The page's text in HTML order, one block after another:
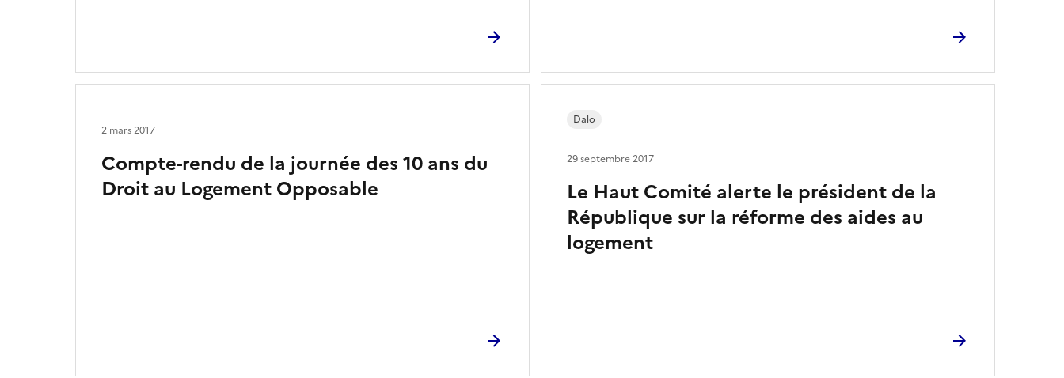
Compte-rendu de la journée des 10 ans du
Droit au Logement Opposable
2 mars 2017
Le Haut Comité alerte le président de la
République sur la réforme des aides au
logement
Dalo
29 septembre 2017